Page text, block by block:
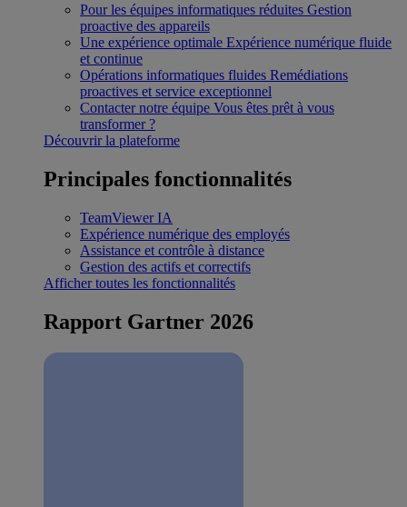
Pour les équipes informatiques réduites Gestion
proactive des appareils
Une expérience optimale Expérience numérique fluide
et continue
Opérations informatiques fluides Remédiations
proactives et service exceptionnel
Contacter notre équipe Vous êtes prêt à vous
transformer ?
Découvrir la plateforme
Principales fonctionnalités
TeamViewer IA
Expérience numérique des employés
Assistance et contrôle à distance
Gestion des actifs et correctifs
Afficher toutes les fonctionnalités
Rapport Gartner 2026